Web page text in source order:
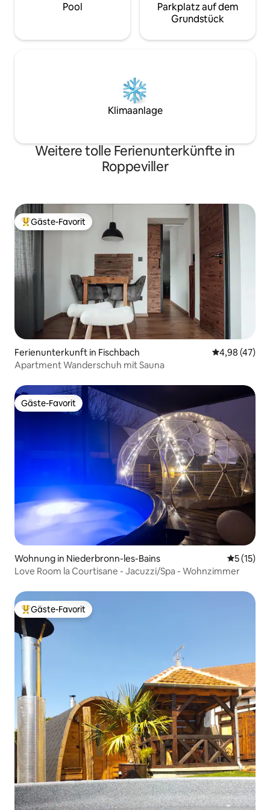
Pool
Parkplatz auf dem
Grundstück
Klimaanlage
Weitere tolle Ferienunterkünfte in
Roppeviller
Beliebter Gäste-Favorit.
Gäste-Favorit
Ferienunterkunft in Fischbach
4,98 (47)
Apartment Wanderschuh mit Sauna
Gäste-Favorit
Gäste-Favorit
Wohnung in Niederbronn-les-Bains
5 (15)
Love Room la Courtisane - Jacuzzi/Spa - Wohnzimmer
Beliebter Gäste-Favorit.
Gäste-Favorit